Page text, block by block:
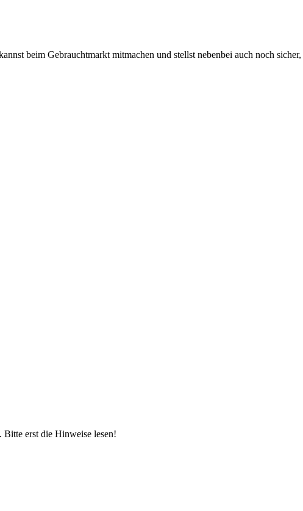
beim Gebrauchtmarkt mitmachen und stellst nebenbei auch noch
Bitte erst die Hinweise lesen!